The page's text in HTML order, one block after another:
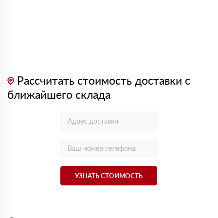
Рассчитать стоимость доставки с
ближайшего склада
УЗНАТЬ СТОИМОСТЬ